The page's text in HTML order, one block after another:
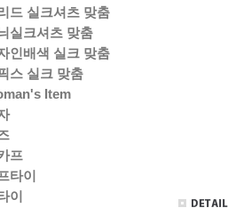
드 실크셔츠 맞춤
실크셔츠 맞춤
인배색 실크 맞춤
스 실크 맞춤
Item
프
타이
이